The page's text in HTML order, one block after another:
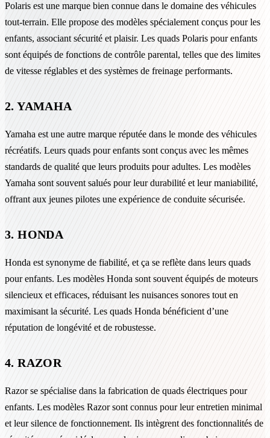
Polaris est une marque bien connue dans le domaine des véhicules
tout-terrain. Elle propose des modèles spécialement conçus pour les
enfants, associant sécurité et plaisir. Les quads Polaris pour enfants
sont équipés de fonctions de contrôle parental, telles que des limites
de vitesse réglables et des systèmes de freinage performants.
2. YAMAHA
Yamaha est une autre marque réputée dans le monde des véhicules
récréatifs. Leurs quads pour enfants sont conçus avec les mêmes
standards de qualité que leurs produits pour adultes. Les modèles
Yamaha sont souvent salués pour leur durabilité et leur maniabilité,
offrant aux jeunes pilotes une expérience de conduite sécurisée.
3. HONDA
Honda est synonyme de fiabilité, et ça se reflète dans leurs quads
pour enfants. Les modèles Honda sont souvent équipés de moteurs
silencieux et efficaces, réduisant les nuisances sonores tout en
maximisant la sécurité. Les quads Honda bénéficient d’une
réputation de longévité et de robustesse.
4. RAZOR
Razor se spécialise dans la fabrication de quads électriques pour
enfants. Les modèles Razor sont connus pour leur entretien minimal
et leur silence de fonctionnement. Ils intègrent des fonctionnalités de